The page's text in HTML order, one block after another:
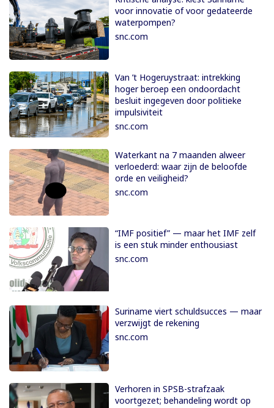
voor innovatie of voor gedateerde
waterpompen?
snc.com
Van ’t Hogeruystraat: intrekking
hoger beroep een ondoordacht
besluit ingegeven door politieke
impulsiviteit
snc.com
Waterkant na 7 maanden alweer
verloederd: waar zijn de beloofde
orde en veiligheid?
snc.com
“IMF positief” — maar het IMF zelf
is een stuk minder enthousiast
snc.com
Suriname viert schuldsucces — maar
verzwijgt de rekening
snc.com
Verhoren in SPSB-strafzaak
voortgezet; behandeling wordt op